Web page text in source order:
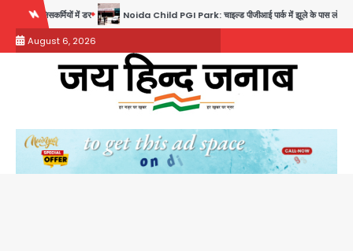
content
Noida Child PGI Park: चाइल्ड पीजीआई पार्क में झूले के पास लोहे की ग्रिल में उतरा करंट, 7 साल के बच्चे
August 6, 2026